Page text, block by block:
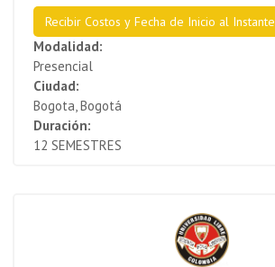
Recibir Costos y Fecha de Inicio al Instante
Modalidad:
Presencial
Ciudad:
Bogota, Bogotá
Duración:
12 SEMESTRES